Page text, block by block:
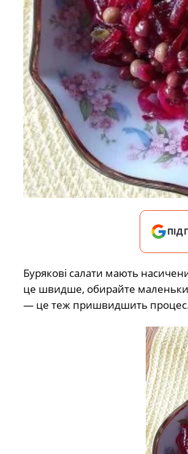
Бурякові салати мають
це швидше, обирайте
— це теж пришвидшить